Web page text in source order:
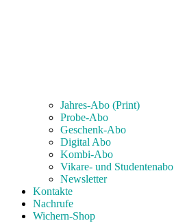
Jahres-Abo (Print)
Probe-Abo
Geschenk-Abo
Digital Abo
Kombi-Abo
Vikare- und Studentenabo
Newsletter
Kontakte
Nachrufe
Wichern-Shop